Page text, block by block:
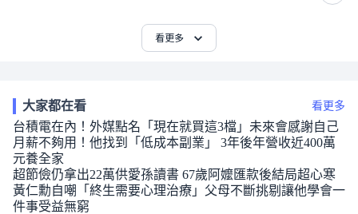
看更多
大家都在看 看更多
台積電在內！外媒點名「現在就買這3檔」未來會感謝自己
月薪不夠用！他找到「低成本副業」 3年後年營收近400萬
元養全家
超節儉仍拿出22萬供愛孫讀書 67歲阿嬤匯款後結局超心寒
黃仁勳自嘲「終生需要心理治療」父母不斷挑剔讓他學會一
件事受益無窮